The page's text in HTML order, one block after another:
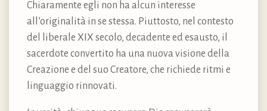
Chiaramente egli non ha alcun interesse
all’originalità in se stessa. Piuttosto, nel contesto
del liberale XIX secolo, decadente ed esausto, il
sacerdote convertito ha una nuova visione della
Creazione e del suo Creatore, che richiede ritmi e
linguaggio rinnovati.